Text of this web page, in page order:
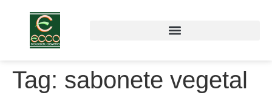
Tag: sabonete vegetal